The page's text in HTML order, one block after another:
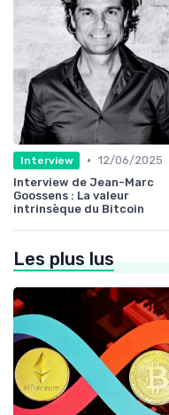
Interview • 12/06/2025
Interview de Jean-Marc
Goossens : La valeur
intrinsèque du Bitcoin
Les plus lus